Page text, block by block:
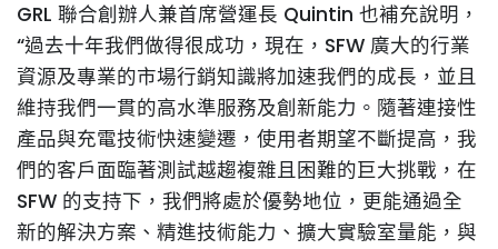
GRL 聯合創辦人兼首席營運長 Quintin 也補充說明，
“過去十年我們做得很成功，現在，SFW 廣大的行業
資源及專業的市場行銷知識將加速我們的成長，並且
維持我們一貫的高水準服務及創新能力。隨著連接性
產品與充電技術快速變遷，使用者期望不斷提高，我
們的客戶面臨著測試越趨複雜且困難的巨大挑戰，在
SFW 的支持下，我們將處於優勢地位，更能通過全
新的解決方案、精進技術能力、擴大實驗室量能，與